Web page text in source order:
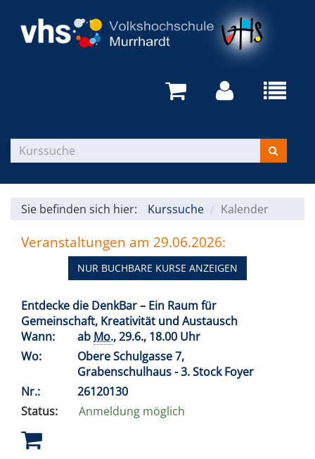
Sie befinden sich hier: Kurssuche Kalender
Veranstaltungen am 29.06.2026:
NUR BUCHBARE KURSE ANZEIGEN
Entdecke die DenkBar – Ein Raum für
Gemeinschaft, Kreativität und Austausch
Wann:
ab Mo., 29.6., 18.00 Uhr
Wo:
Obere Schulgasse 7,
Grabenschulhaus - 3. Stock Foyer
Nr.:
26120130
Status:
Anmeldung möglich